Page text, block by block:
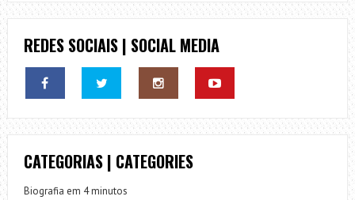
REDES SOCIAIS | SOCIAL MEDIA
CATEGORIAS | CATEGORIES
Biografia em 4 minutos